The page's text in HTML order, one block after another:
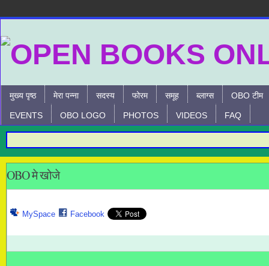
मुख्य पृष्ठ मेरा पन्ना सदस्य फोरम समूह ब्लाग्स OBO टीम
EVENTS OBO LOGO PHOTOS VIDEOS FAQ
OBO मे खोजे
MySpace Facebook